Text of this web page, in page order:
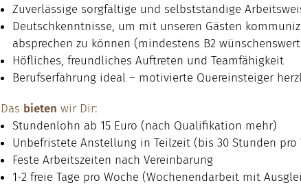
Zuverlässige sorgfältige und selbstständige
Deutschkenntnisse, um mit unseren Gästen
absprechen zu können (mindestens B2
Höfliches, freundliches Auftreten und Teamfähigkeit
Berufserfahrung ideal – motivierte Quereinsteiger
Das bieten wir Dir:
Stundenlohn ab 15 Euro (nach Qualifikation mehr)
Unbefristete Anstellung in Teilzeit (bis 30 Stunden pro
Feste Arbeitszeiten nach Vereinbarung
1-2 freie Tage pro Woche (Wochenendarbeit mit